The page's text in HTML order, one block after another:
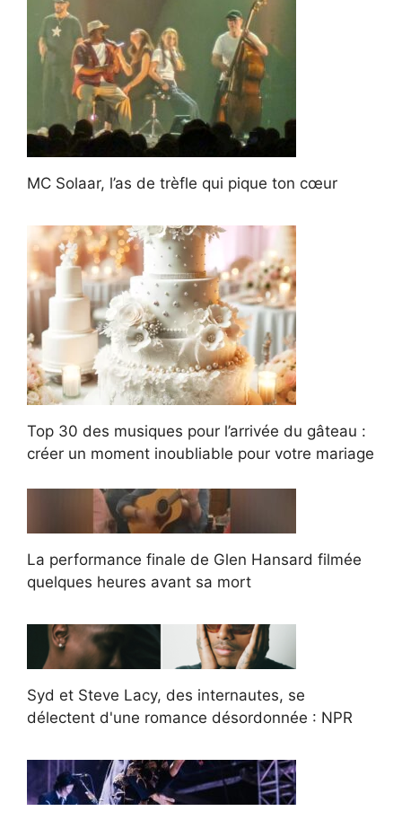
MC Solaar, l’as de trèfle qui pique ton cœur
Top 30 des musiques pour l’arrivée du gâteau :
créer un moment inoubliable pour votre mariage
La performance finale de Glen Hansard filmée
quelques heures avant sa mort
Syd et Steve Lacy, des internautes, se
délectent d'une romance désordonnée : NPR